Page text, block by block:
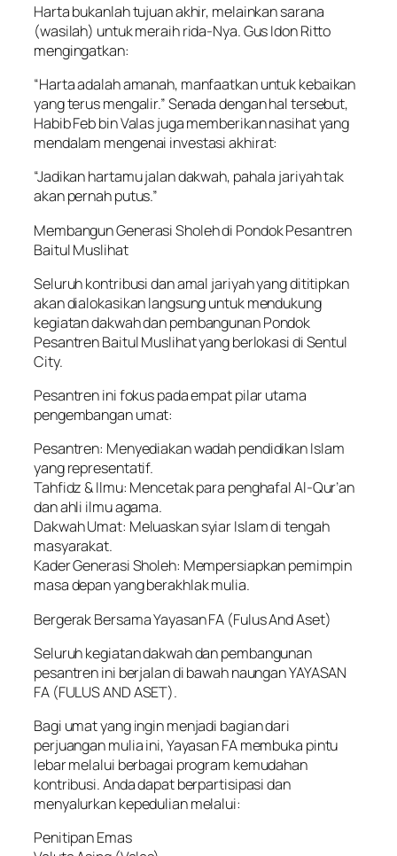
Harta bukanlah tujuan akhir, melainkan sarana
(wasilah) untuk meraih rida-Nya. Gus Idon Ritto
mengingatkan:
“Harta adalah amanah, manfaatkan untuk kebaikan
yang terus mengalir.” Senada dengan hal tersebut,
Habib Feb bin Valas juga memberikan nasihat yang
mendalam mengenai investasi akhirat:
“Jadikan hartamu jalan dakwah, pahala jariyah tak
akan pernah putus.”
Membangun Generasi Sholeh di Pondok Pesantren
Baitul Muslihat
Seluruh kontribusi dan amal jariyah yang dititipkan
akan dialokasikan langsung untuk mendukung
kegiatan dakwah dan pembangunan Pondok
Pesantren Baitul Muslihat yang berlokasi di Sentul
City.
Pesantren ini fokus pada empat pilar utama
pengembangan umat:
Pesantren: Menyediakan wadah pendidikan Islam
yang representatif.
Tahfidz & Ilmu: Mencetak para penghafal Al-Qur’an
dan ahli ilmu agama.
Dakwah Umat: Meluaskan syiar Islam di tengah
masyarakat.
Kader Generasi Sholeh: Mempersiapkan pemimpin
masa depan yang berakhlak mulia.
Bergerak Bersama Yayasan FA (Fulus And Aset)
Seluruh kegiatan dakwah dan pembangunan
pesantren ini berjalan di bawah naungan YAYASAN
FA (FULUS AND ASET).
Bagi umat yang ingin menjadi bagian dari
perjuangan mulia ini, Yayasan FA membuka pintu
lebar melalui berbagai program kemudahan
kontribusi. Anda dapat berpartisipasi dan
menyalurkan kepedulian melalui:
Penitipan Emas